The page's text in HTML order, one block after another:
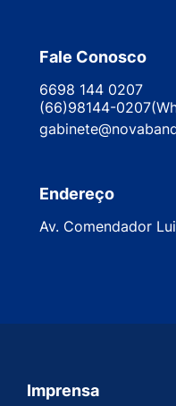
Fale Conosco
6698 144 0207
(66)98144-
Endereço
Av. Comendador
Seção do Rodapé
Imprensa